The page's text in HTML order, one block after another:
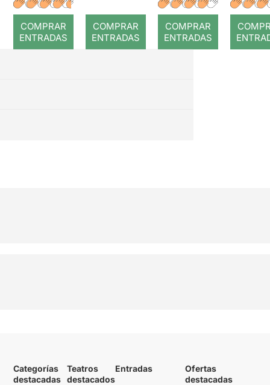
COMPRAR
ENTRADAS
COMPRAR
ENTRADAS
COMPRAR
ENTRADAS
Categorías
destacadas
Teatros
destacados
Entradas
Ofertas
destacadas